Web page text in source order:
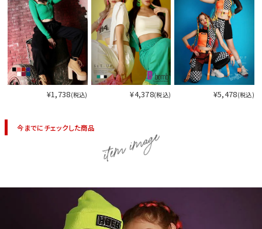
¥1,738(税込) ¥4,378(税込) ¥5,478(税込)
今までにチェックした商品 item image